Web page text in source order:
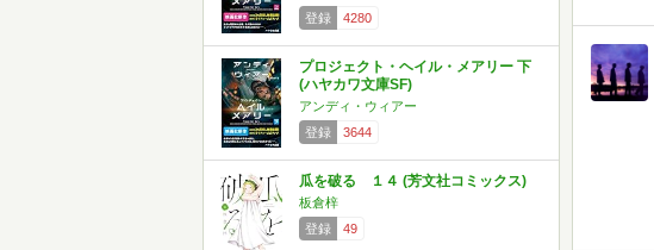
登録
4280
プロジェクト・ヘイル・メアリー 下
(ハヤカワ文庫SF)
アンディ・ウィアー
登録
3644
瓜を破る １４ (芳文社コミックス)
板倉梓
登録
49